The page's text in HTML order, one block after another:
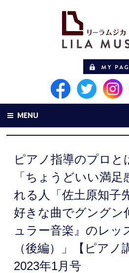
MENU
ピアノ指導のプロと
「ちょうどいい満足
れる人「佐土原知子
好きな曲でグングン
ュラー音楽』のレッ
（後編）」【ピアノ
2023年1月号